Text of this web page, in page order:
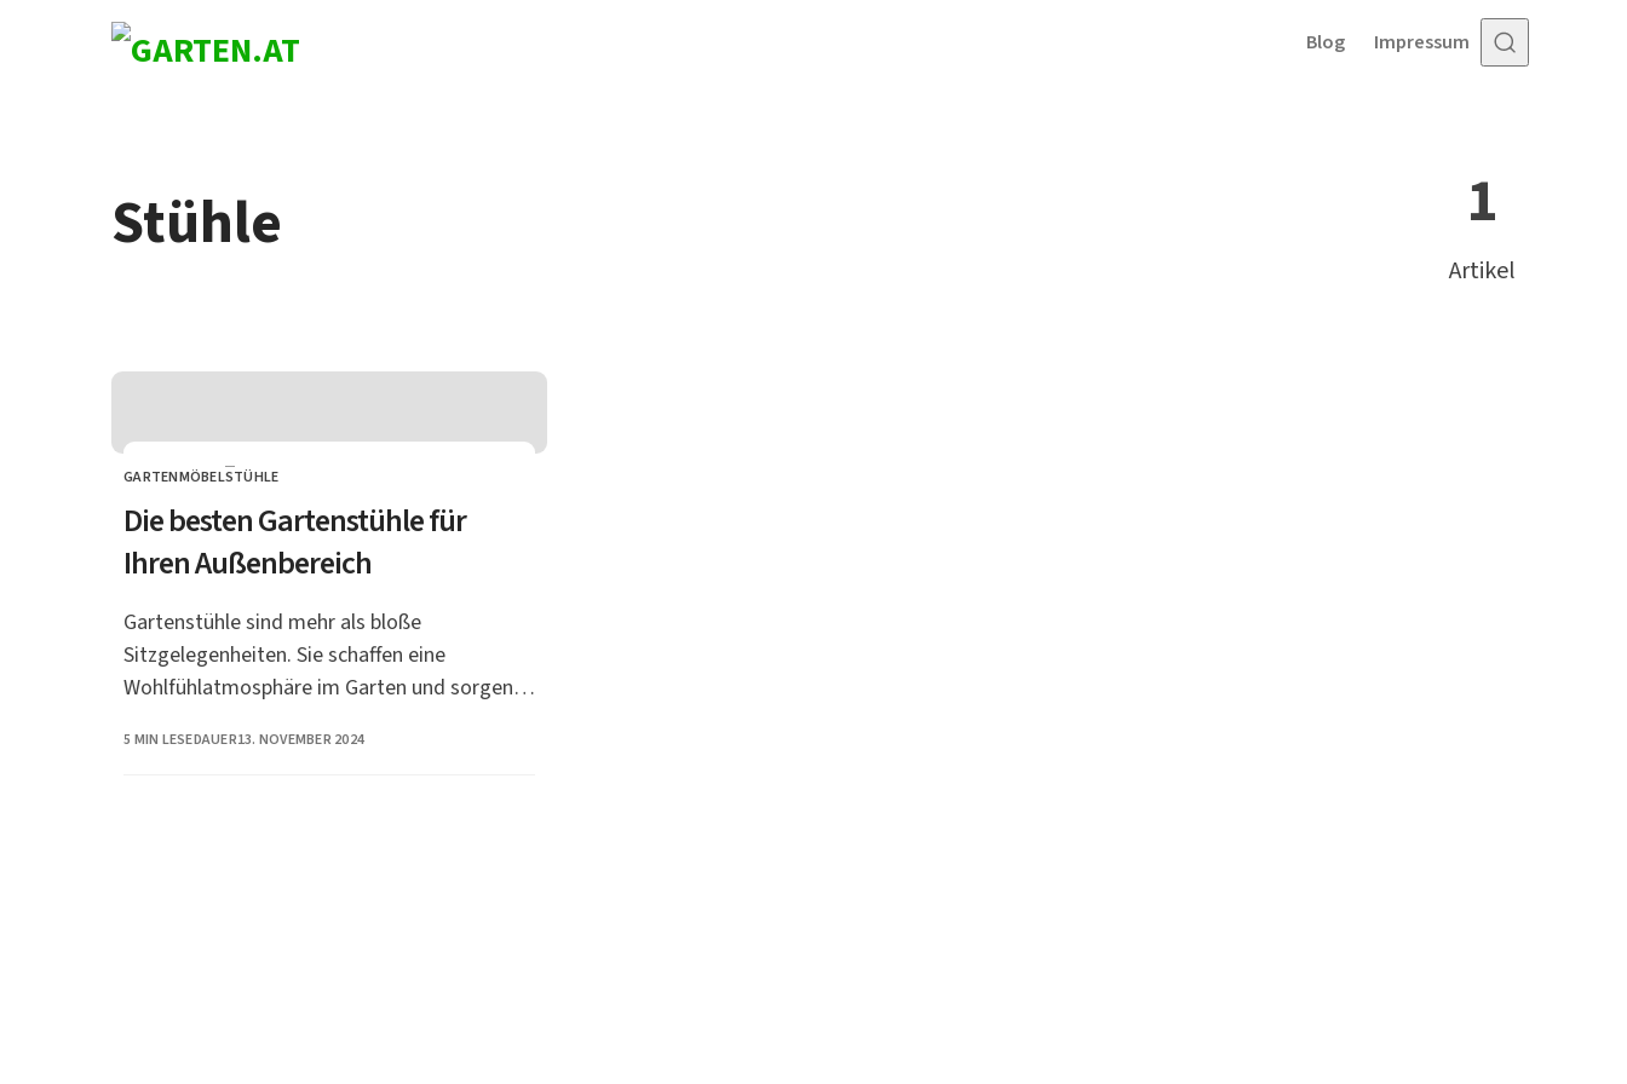
Skip to content
Blog Impressum
Stühle 1
Artikel
CATEGORY
GARTENMÖBELSTÜHLE
Die besten Gartenstühle für
Ihren Außenbereich
Gartenstühle sind mehr als bloße
Sitzgelegenheiten. Sie schaffen eine
Wohlfühlatmosphäre im Garten und sorgen
5 MIN LESEDAUERPUBLISHED
13. NOVEMBER 2024